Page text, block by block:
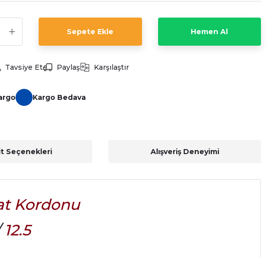
Sepete Ekle Hemen Al
Tavsiye Et Paylaş Karşılaştır
Kargo Bedava
Seçenekleri Alışveriş Deneyimi
Kordonu
12.5